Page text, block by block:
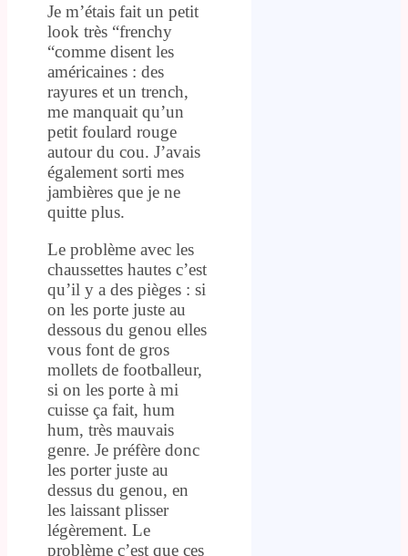
Je m’étais fait un petit
look très “frenchy
“comme disent les
américaines : des
rayures et un trench,
me manquait qu’un
petit foulard rouge
autour du cou. J’avais
également sorti mes
jambières que je ne
quitte plus.
Le problème avec les
chaussettes hautes c’est
qu’il y a des pièges : si
on les porte juste au
dessous du genou elles
vous font de gros
mollets de footballeur,
si on les porte à mi
cuisse ça fait, hum
hum, très mauvais
genre. Je préfère donc
les porter juste au
dessus du genou, en
les laissant plisser
légèrement. Le
problème c’est que ces